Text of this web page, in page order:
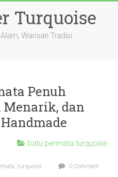
Turquoise
Warisan Tradisi
Penuh
Menarik, dan
batu permata turquoise
,turquoise 0 Comment